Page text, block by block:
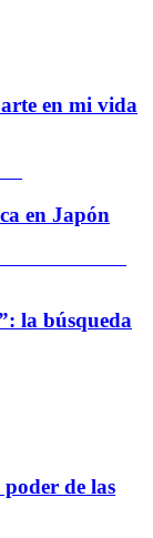
en mi vida
en Japón
la búsqueda
de las